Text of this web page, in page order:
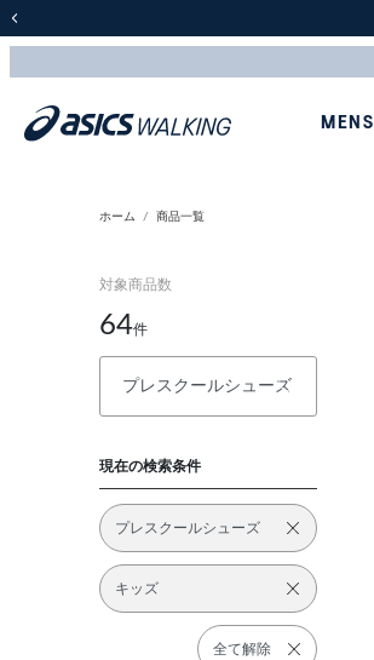
MENS
ホーム 商品一覧
対象商品数
64件
現在の検索条件
プレスクールシューズ
キッズ
全て解除